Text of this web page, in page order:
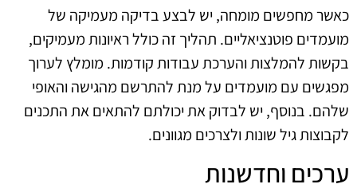
כאשר מחפשים מומחה, יש לבצע בדיקה מעמיקה של
מועמדים פוטנציאליים. תהליך זה כולל ראיונות מעמיקים,
בקשות להמלצות והערכת עבודות קודמות. מומלץ לערוך
מפגשים עם מועמדים על מנת להתרשם מהגישה והאופי
שלהם. בנוסף, יש לבדוק את יכולתם להתאים את התכנים
לקבוצות גיל שונות ולצרכים מגוונים.
ערכים וחדשנות